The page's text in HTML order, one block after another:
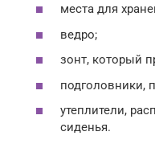
места для
ведро;
зонт, который
подголовники,
утеплители,
сиденья.